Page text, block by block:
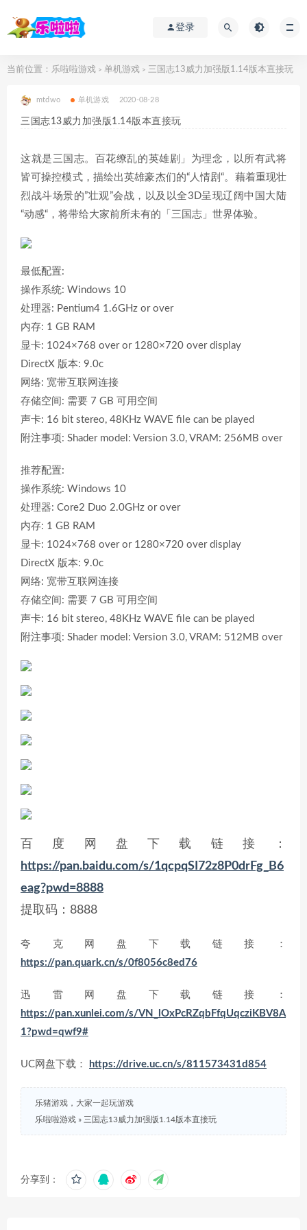
登录
当前位置： 乐啦啦游戏 > 单机游戏 > 三国志13威力加强版1.14版本直接玩
mtdwo 单机游戏 2020-08-28
三国志13威力加强版1.14版本直接玩
这就是三国志。百花缭乱的英雄剧」为理念，以所有武将
皆可操控模式，描绘出英雄豪杰们的“人情剧“。藉着重现壮
烈战斗场景的”壮观”会战，以及以全3D呈现辽阔中国大陆
“动感“，将带给大家前所未有的「三国志」世界体验。
最低配置:
操作系统: Windows 10
处理器: Pentium4 1.6GHz or over
内存: 1 GB RAM
显卡: 1024×768 over or 1280×720 over display
DirectX 版本: 9.0c
网络: 宽带互联网连接
存储空间: 需要 7 GB 可用空间
声卡: 16 bit stereo, 48KHz WAVE file can be played
附注事项: Shader model: Version 3.0, VRAM: 256MB over
推荐配置:
操作系统: Windows 10
处理器: Core2 Duo 2.0GHz or over
内存: 1 GB RAM
显卡: 1024×768 over or 1280×720 over display
DirectX 版本: 9.0c
网络: 宽带互联网连接
存储空间: 需要 7 GB 可用空间
声卡: 16 bit stereo, 48KHz WAVE file can be played
附注事项: Shader model: Version 3.0, VRAM: 512MB over
百度网盘下载链接：
https://pan.baidu.com/s/1qcpqSI72z8P0drFg_B6
eag?pwd=8888
提取码：8888
夸克网盘下载链接：
https://pan.quark.cn/s/0f8056c8ed76
迅雷网盘下载链接：
https://pan.xunlei.com/s/VN_lOxPcRZqbFfqUqcziKBV8A
1?pwd=qwf9#
UC网盘下载： https://drive.uc.cn/s/811573431d854
乐猪游戏，大家一起玩游戏
乐啦啦游戏 » 三国志13威力加强版1.14版本直接玩
分享到：